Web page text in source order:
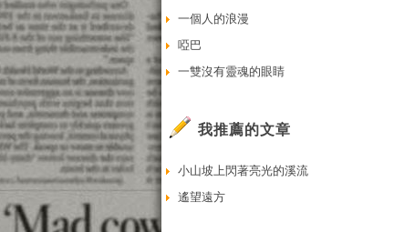
一個人的浪漫
啞巴
一雙沒有靈魂的眼睛
我推薦的文章
小山坡上閃著亮光的溪流
遙望遠方